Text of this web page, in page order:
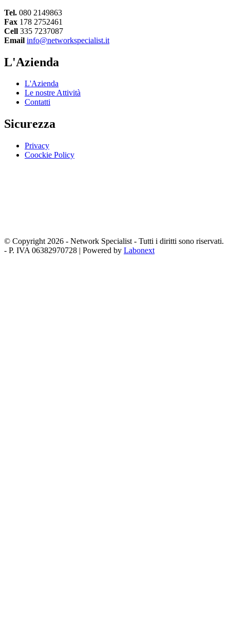
Tel. 080 2149863
Fax 178 2752461
Cell 335 7237087
Email info@networkspecialist.it
L'Azienda
L'Azienda
Le nostre Attività
Contatti
Sicurezza
Privacy
Coockie Policy
© Copyright 2026 - Network Specialist - Tutti i diritti sono riservati.
- P. IVA 06382970728 | Powered by Labonext